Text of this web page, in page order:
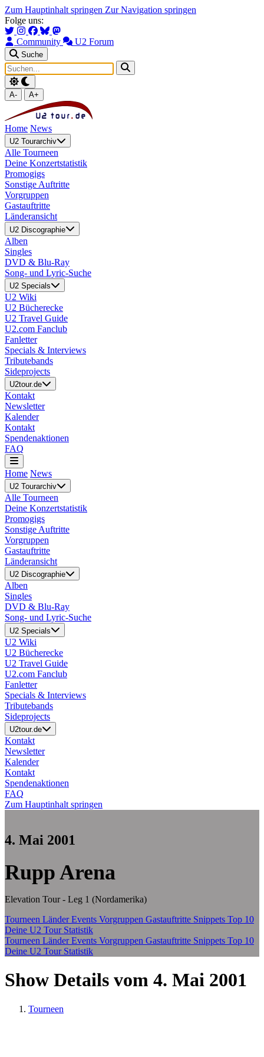
Zum Hauptinhalt springen Zur Navigation springen
Folge uns:
Community U2 Forum
Suche
A- A+
Home News
U2 Tourarchiv
Alle Tourneen
Deine Konzertstatistik
Promogigs
Sonstige Auftritte
Vorgruppen
Gastauftritte
Länderansicht
U2 Discographie
Alben
Singles
DVD & Blu-Ray
Song- und Lyric-Suche
U2 Specials
U2 Wiki
U2 Bücherecke
U2 Travel Guide
U2.com Fanclub
Fanletter
Specials & Interviews
Tributebands
Sideprojects
U2tour.de
Kontakt
Newsletter
Kalender
Kontakt
Spendenaktionen
FAQ
Home News
U2 Tourarchiv
Alle Tourneen
Deine Konzertstatistik
Promogigs
Sonstige Auftritte
Vorgruppen
Gastauftritte
Länderansicht
U2 Discographie
Alben
Singles
DVD & Blu-Ray
Song- und Lyric-Suche
U2 Specials
U2 Wiki
U2 Bücherecke
U2 Travel Guide
U2.com Fanclub
Fanletter
Specials & Interviews
Tributebands
Sideprojects
U2tour.de
Kontakt
Newsletter
Kalender
Kontakt
Spendenaktionen
FAQ
Zum Hauptinhalt springen
4. Mai 2001
Rupp Arena
Elevation Tour - Leg 1 (Nordamerika)
Tourneen LänderEvents Vorgruppen Gastauftritte Snippets Top 10
Deine U2 Tour Statistik
Tourneen LänderEvents Vorgruppen Gastauftritte Snippets Top 10
Deine U2 Tour Statistik
Show Details vom 4. Mai 2001
Tourneen